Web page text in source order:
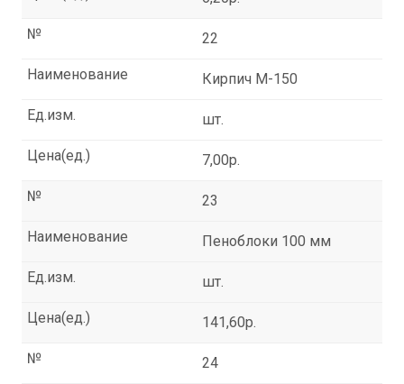
22
№
Кирпич М-150
Наименование
шт.
Ед.изм.
7,00р.
Цена(ед.)
23
№
Пеноблоки 100 мм
Наименование
шт.
Ед.изм.
141,60р.
Цена(ед.)
24
№